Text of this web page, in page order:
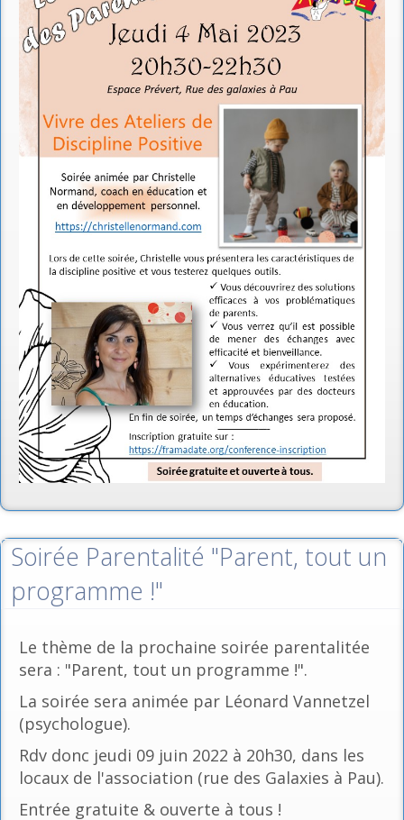
Soirée Parentalité "Parent, tout un
programme !"
Le thème de la prochaine soirée parentalitée
sera : "Parent, tout un programme !".
La soirée sera animée par Léonard Vannetzel
(psychologue).
Rdv donc jeudi 09 juin 2022 à 20h30, dans les
locaux de l'association (rue des Galaxies à Pau).
Entrée gratuite & ouverte à tous !